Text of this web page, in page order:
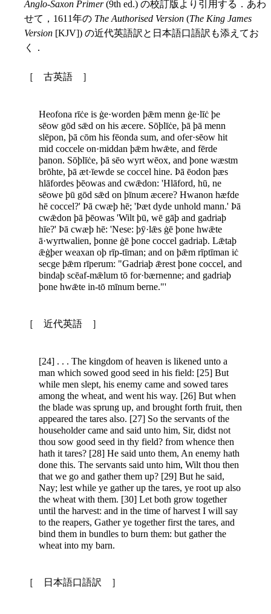
Anglo-Saxon Primer(9th ed.) の校訂版より引用する．あわ
せて，1611年の The Authorised Version (The King James
Version [KJV]) の近代英語訳と日本語口語訳も添えてお
く．
［ 古英語 ］
Heofona rīċe is ġe·worden þǣm menn ġe·līċ þe
sēow gōd sǣd on his æcere. Sōþlīċe, þā þā menn
slēpon, þā cōm his fēonda sum, and ofer·sēow hit
mid coccele on·middan þǣm hwǣte, and fērde
þanon. Sōþlīċe, þā sēo wyrt wēox, and þone wæstm
brōhte, þā æt·īewde se coccel hine. Þā ēodon þæs
hlāfordes þēowas and cwǣdon: 'Hlāford, hū, ne
sēowe þū gōd sǣd on þīnum æcere? Hwanon hæfde
hē coccel?' Þā cwæþ hē; 'Þæt dyde unhold mann.' Þā
cwǣdon þā þēowas 'Wilt þū, wē gāþ and gadriaþ
hīe?' Þā cwæþ hē: 'Nese: þȳ·lǣs ġē þone hwǣte
ā·wyrtwalien, þonne ġē þone coccel gadriaþ. Lǣtaþ
ǣġþer weaxan oþ rīp-tīman; and on þǣm rīptīman iċ
secge þǣm rīperum: "Gadriaþ ǣrest þone coccel, and
bindaþ scēaf-mǣlum tō for·bærnenne; and gadriaþ
þone hwǣte in-tō mīnum berne."'
［ 近代英語 ］
[24] . . . The kingdom of heaven is likened unto a
man which sowed good seed in his field: [25] But
while men slept, his enemy came and sowed tares
among the wheat, and went his way. [26] But when
the blade was sprung up, and brought forth fruit, then
appeared the tares also. [27] So the servants of the
householder came and said unto him, Sir, didst not
thou sow good seed in thy field? from whence then
hath it tares? [28] He said unto them, An enemy hath
done this. The servants said unto him, Wilt thou then
that we go and gather them up? [29] But he said,
Nay; lest while ye gather up the tares, ye root up also
the wheat with them. [30] Let both grow together
until the harvest: and in the time of harvest I will say
to the reapers, Gather ye together first the tares, and
bind them in bundles to burn them: but gather the
wheat into my barn.
［ 日本語口語訳 ］